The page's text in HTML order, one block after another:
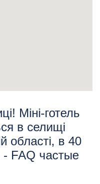
Міні-готель
в селищі
області, в 40
FAQ частые